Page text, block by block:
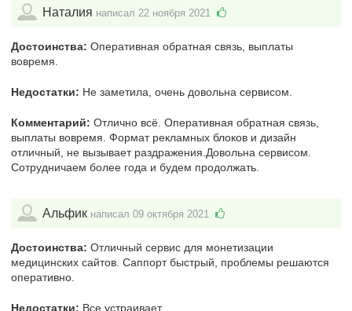
Наталия написал 22 ноября 2021
Достоинства: Оперативная обратная связь, выплаты
вовремя.
Недостатки: Не заметила, очень довольна сервисом.
Комментарий: Отлично всё. Оперативная обратная связь,
выплаты вовремя. Формат рекламных блоков и дизайн
отличный, не вызывает раздражения.Довольна сервисом.
Сотрудничаем более года и будем продолжать.
Альфик написал 09 октября 2021
Достоинства: Отличный сервис для монетизации
медицинских сайтов. Саппорт быстрый, проблемы решаются
оперативно.
Недостатки: Все устраивает.